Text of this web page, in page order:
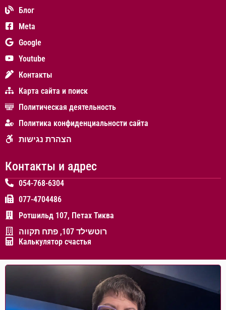
Блог
Meta
Google
Youtube
Контакты
Карта сайта и поиск
Политическая деятельность
Политика конфиденциальности сайта
הצהרת נגישות
Контакты и адрес
054-768-6304
077-4704486
Ротшильд 107, Петах Тиква
רוטשילד 107, פתח תקווה
Калькулятор счастья